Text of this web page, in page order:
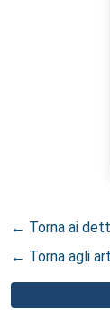
← Torna ai
← Torna agli